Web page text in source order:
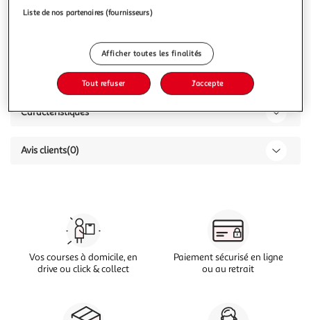
Description
Caractéristiques
Avis clients(0)
Vos courses à domicile, en
drive ou click & collect
Paiement sécurisé en ligne
ou au retrait
Liste de nos partenaires (fournisseurs)
Afficher toutes les finalités
Tout refuser J'accepte